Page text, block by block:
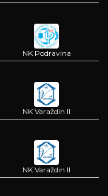
NK Podravina
NK Varaždin II
NK Varaždin II